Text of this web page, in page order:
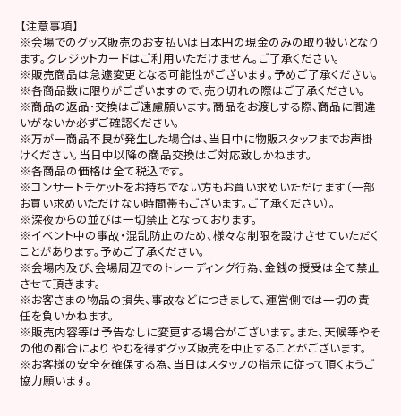
【注意事項】
※会場でのグッズ販売のお支払いは日本円の現金のみの取り扱いとなり
ます。クレジットカードはご利用いただけません。ご了承ください。
※販売商品は急遽変更となる可能性がございます。予めご了承ください。
※各商品数に限りがございますので､売り切れの際はご了承ください。
※商品の返品･交換はご遠慮願います。商品をお渡しする際､商品に間違
いがないか必ずご確認ください。
※万が一商品不良が発生した場合は､当日中に物販スタッフまでお声掛
けください。当日中以降の商品交換はご対応致しかねます。
※各商品の価格は全て税込です。
※コンサートチケットをお持ちでない方もお買い求めいただけます（一部
お買い求めいただけない時間帯もございます。ご了承ください）。
※深夜からの並びは一切禁止となっております。
※イベント中の事故・混乱防止のため、様々な制限を設けさせていただく
ことがあります。予めご了承ください。
※会場内及び､会場周辺でのトレーディング行為､金銭の授受は全て禁止
させて頂きます。
※お客さまの物品の損失、事故などにつきまして、運営側では一切の責
任を負いかねます。
※販売内容等は予告なしに変更する場合がございます。また、天候等やそ
の他の都合により やむを得ずグッズ販売を中止することがございます。
※お客様の安全を確保する為､当日はスタッフの指示に従って頂くようご
協力願います。